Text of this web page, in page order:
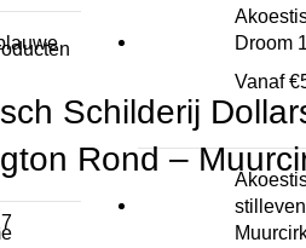
Schilderij
Rond –
Droom
Vanaf€